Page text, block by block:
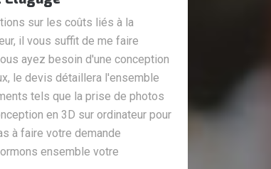
sur les coûts liés à la
il vous suffit de me faire
ayez besoin d'une conception
le devis détaillera l'ensemble
tels que la prise de photos
en 3D sur ordinateur pour
à faire votre demande
ensemble votre